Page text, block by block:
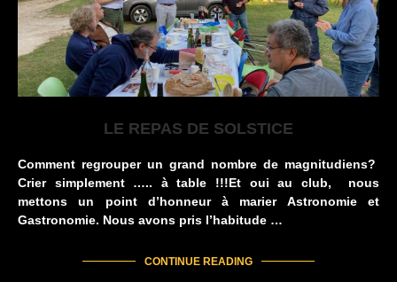
LE REPAS DE SOLSTICE
Comment regrouper un grand nombre de magnitudiens?
Crier simplement ….. à table !!!Et oui au club, nous
mettons un point d’honneur à marier Astronomie et
Gastronomie. Nous avons pris l’habitude …
CONTINUE READING